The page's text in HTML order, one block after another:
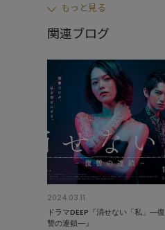
もっと見る
関連ブログ
2024.03.11
ドラマDEEP『消せない「私」―復
讐の連鎖―』